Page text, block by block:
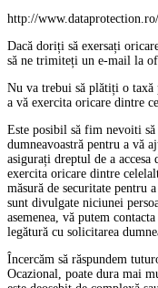
http://
Dacă doriți să exersați
să ne trimiteți un e-mail la
Nu va trebui să plătiți o taxă
a vă exercita oricare dintre
Este posibil să fim nevoiti
dumneavoastră pentru a vă
asigurați dreptul de a accesa
exercita oricare dintre
măsură de securitate pentru
sunt divulgate niciunei
asemenea, vă putem
legătură cu solicitarea
Încercăm să răspundem
Ocazional, poate dura mai